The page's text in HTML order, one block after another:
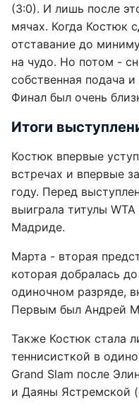
(3:0). И лишь после
мячах. Когда Костюк
отставание до
на чудо. Но потом -
собственная подача
Финал был очень
Итоги
Костюк впервые
встречах и впервые
году. Перед
выиграла титулы
Мадриде.
Марта - вторая
которая добралась
одиночном разряде,
Первым был Андрей
Также Костюк стала
теннисисткой в
Grand Slam после
и Даяны Ястремской